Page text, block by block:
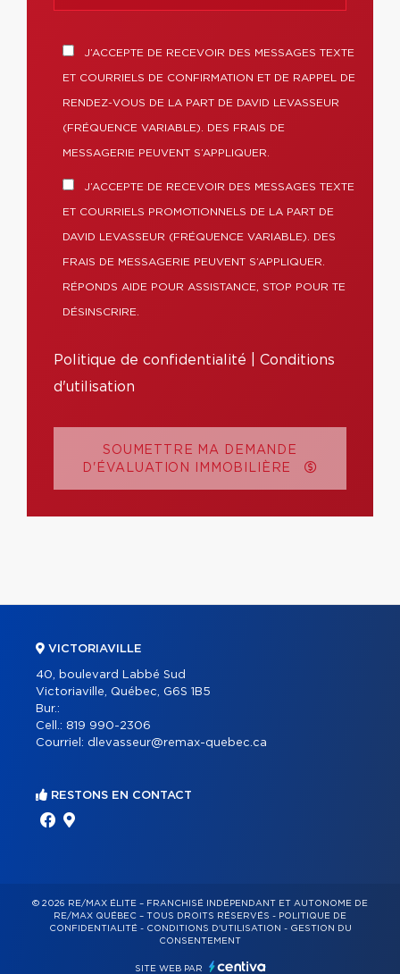
J’ACCEPTE DE RECEVOIR DES MESSAGES TEXTE
ET COURRIELS DE CONFIRMATION ET DE RAPPEL DE
RENDEZ-VOUS DE LA PART DE DAVID LEVASSEUR
(FRÉQUENCE VARIABLE). DES FRAIS DE
MESSAGERIE PEUVENT S’APPLIQUER.
J’ACCEPTE DE RECEVOIR DES MESSAGES TEXTE
ET COURRIELS PROMOTIONNELS DE LA PART DE
DAVID LEVASSEUR (FRÉQUENCE VARIABLE). DES
FRAIS DE MESSAGERIE PEUVENT S’APPLIQUER.
RÉPONDS AIDE POUR ASSISTANCE, STOP POUR TE
DÉSINSCRIRE.
Politique de confidentialité
Conditions
d'utilisation
SOUMETTRE MA DEMANDE
D'ÉVALUATION IMMOBILIÈRE
VICTORIAVILLE
40, boulevard Labbé Sud
Victoriaville, Québec, G6S 1B5
Bur.:
Cell.: 819 990-2306
Courriel: dlevasseur@remax-quebec.ca
RESTONS EN CONTACT
© 2026 RE/MAX ÉLITE – FRANCHISÉ INDÉPENDANT ET AUTONOME DE
RE/MAX QUÉBEC – TOUS DROITS RÉSERVÉS - POLITIQUE DE
CONFIDENTIALITÉ- CONDITIONS D'UTILISATION - GESTION DU
CONSENTEMENT
SITE WEB PAR